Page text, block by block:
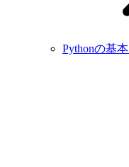
Pythonの基本